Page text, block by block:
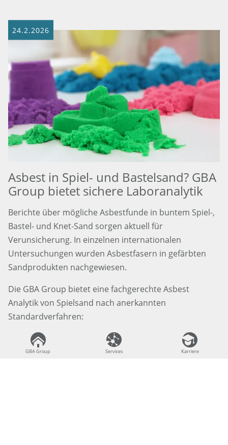
GBA Group Services Karriere
24.2.2026
Asbest in Spiel- und Bastelsand? GBA
Group bietet sichere Laboranalytik
Berichte über mögliche Asbestfunde in buntem Spiel-,
Bastel- und Knet-Sand sorgen aktuell für
Verunsicherung. In einzelnen internationalen
Untersuchungen wurden Asbestfasern in gefärbten
Sandprodukten nachgewiesen.
Die GBA Group bietet eine fachgerechte Asbest
Analytik von Spielsand nach anerkannten
Standardverfahren:
BIA 7487
VDI 3866 Blatt 5, Anhang B
GBA Group Services Karriere